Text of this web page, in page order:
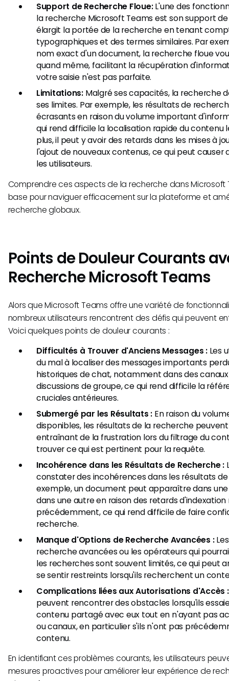
Support de Recherche Floue:L'une des
la recherche Microsoft Teams est son support
élargit la portée de la recherche en tenant
typographiques et des termes similaires. Par
nom exact d'un document, la recherche floue
quand même, facilitant la récupération
votre saisie n'est pas parfaite.
Limitations:Malgré ses capacités, la recherche
ses limites. Par exemple, les résultats de
écrasants en raison du volume important
qui rend difficile la localisation rapide du contenu
plus, il peut y avoir des retards dans les mises à
l'ajout de nouveaux contenus, ce qui peut causer
les utilisateurs.
Comprendre ces aspects de la recherche dans Microsoft
base pour naviguer efficacement sur la plateforme et
recherche globaux.
Points de Douleur Courants
Recherche Microsoft Teams
Alors que Microsoft Teams offre une variété de
nombreux utilisateurs rencontrent des défis qui peuvent
Voici quelques points de douleur courants :
Difficultés à Trouver d'Anciens Messages :Les
du mal à localiser des messages importants
historiques de chat, notamment dans des
discussions de groupe, ce qui rend difficile la
cruciales antérieures.
Submergé par les Résultats : En raison du
disponibles, les résultats de la recherche
entraînant de la frustration lors du filtrage du
trouver ce qui est pertinent pour la requête.
Incohérence dans les Résultats de Recherche :
constater des incohérences dans les résultats
exemple, un document peut apparaître dans
dans une autre en raison des retards
précédemment, ce qui rend difficile de faire
recherche.
Manque d'Options de Recherche Avancées :
recherche avancées ou les opérateurs qui
les recherches sont souvent limités, ce qui peut
se sentir restreints lorsqu'ils recherchent un
Complications liées aux Autorisations d'Accès :
peuvent rencontrer des obstacles lorsqu'ils
contenu partagé avec eux tout en n'ayant pas
ou canaux, en particulier s'ils n'ont pas
contenu.
En identifiant ces problèmes courants, les utilisateurs
mesures proactives pour améliorer leur expérience de